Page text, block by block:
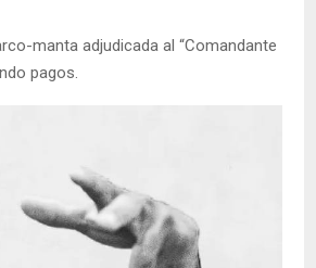
manta adjudicada al “Comandante
pagos.